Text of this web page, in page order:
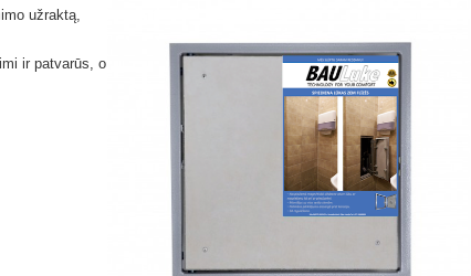
užraktą,
ir patvarūs, o